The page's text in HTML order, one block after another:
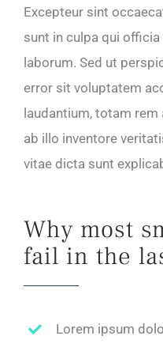
Excepteur sint
sunt in culpa qui
laborum. Sed ut
error sit voluptatem
laudantium, totam rem
ab illo inventore
vitae dicta sunt
Why most
fail in the
Lorem ipsum